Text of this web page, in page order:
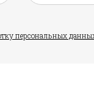
персональных